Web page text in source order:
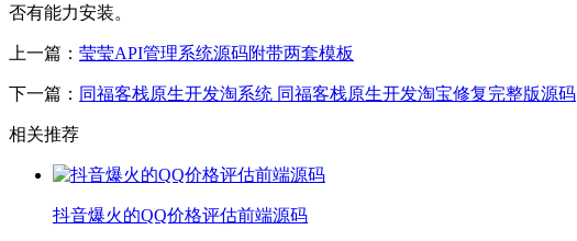
否有能力安装。
上一篇： 莹莹API管理系统源码附带两套模板
下一篇： 同福客栈原生开发淘系统 同福客栈原生开发淘宝修复完整版源码
相关推荐
抖音爆火的QQ价格评估前端源码